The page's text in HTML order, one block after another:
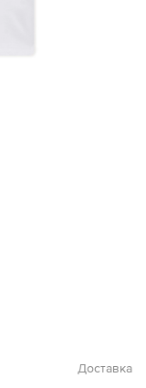
Доставка